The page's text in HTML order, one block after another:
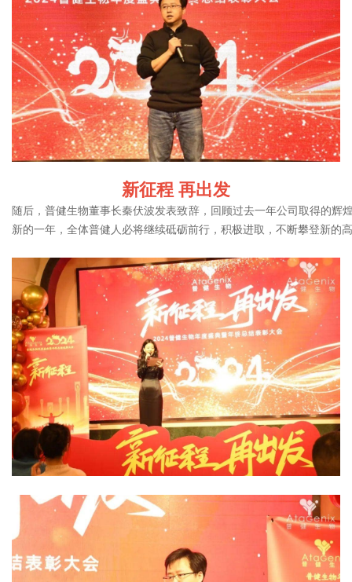
新征程 再出发
随后，普健生物董事长秦伏波发表致辞，回顾过去一年公司取得的
新的一年，全体普健人必将继续砥砺前行，积极进取，不断攀登新的